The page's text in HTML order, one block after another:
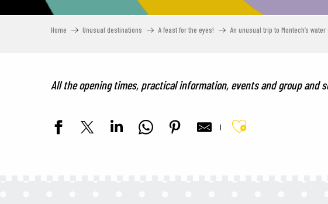
Home Unusual destinations A feast for the eyes! An unusual trip to Montech’s water
All the opening times, practical information, events and group and
Ajouter aux